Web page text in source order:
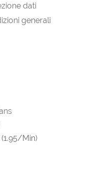
dati
generali
(1.95/Min)